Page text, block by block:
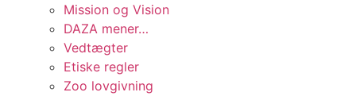
Mission og Vision
DAZA mener…
Vedtægter
Etiske regler
Zoo lovgivning